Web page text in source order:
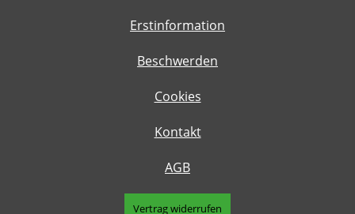
Erstinformation
Beschwerden
Cookies
Kontakt
AGB
Vertrag widerrufen